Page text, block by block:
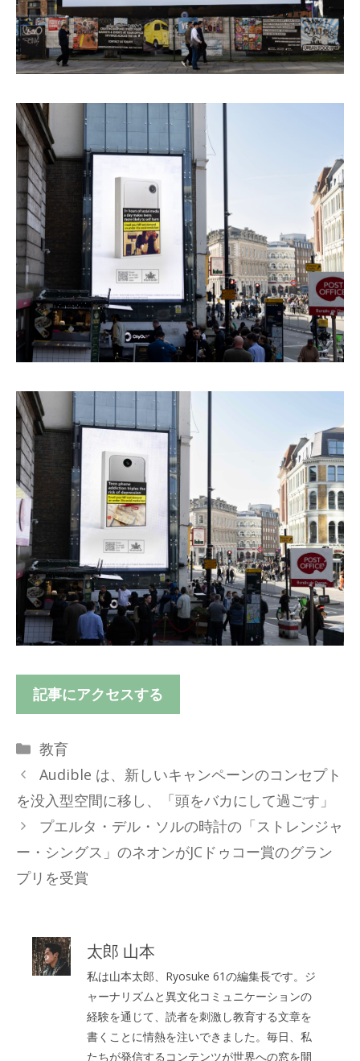
記事にアクセスする
カ
テ
ゴ
リ
ー
教育
Audible は、新しいキャンペーンのコンセプト
を没入型空間に移し、「頭をバカにして過ごす」
プエルタ・デル・ソルの時計の「ストレンジャ
ー・シングス」のネオンがJCドゥコー賞のグラン
プリを受賞
太郎 山本
私は山本太郎、Ryosuke 61の編集長です。ジ
ャーナリズムと異文化コミュニケーションの
経験を通じて、読者を刺激し教育する文章を
書くことに情熱を注いできました。毎日、私
たちが発信するコンテンツが世界への窓を開